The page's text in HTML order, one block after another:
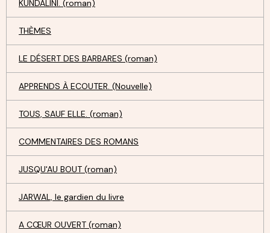
KUNDALINI. (roman)
THÈMES
LE DÉSERT DES BARBARES (roman)
APPRENDS À ECOUTER. (Nouvelle)
TOUS, SAUF ELLE. (roman)
COMMENTAIRES DES ROMANS
JUSQU'AU BOUT (roman)
JARWAL, le gardien du livre
A CŒUR OUVERT (roman)